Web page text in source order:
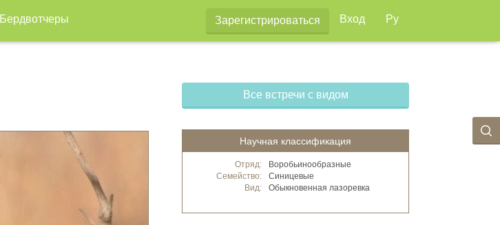
Бердвотчеры Зарегистрироваться Вход Ру
Все встречи с видом
Научная классификация
Отряд:
Воробьинообразные
Семейство:
Синицевые
Вид:
Обыкновенная лазоревка